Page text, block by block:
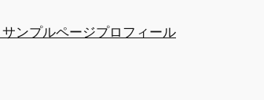
サンプルページプロフィール